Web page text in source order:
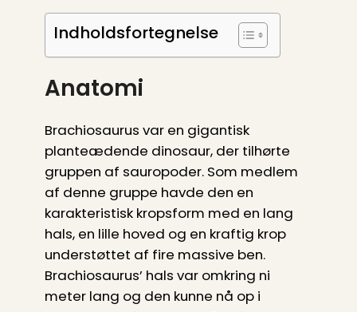
Indholdsfortegnelse
Anatomi
Brachiosaurus var en gigantisk
planteædende dinosaur, der tilhørte
gruppen af ​​sauropoder. Som medlem
af denne gruppe havde den en
karakteristisk kropsform med en lang
hals, en lille hoved og en kraftig krop
understøttet af fire massive ben.
Brachiosaurus’ hals var omkring ni
meter lang og den kunne nå op i